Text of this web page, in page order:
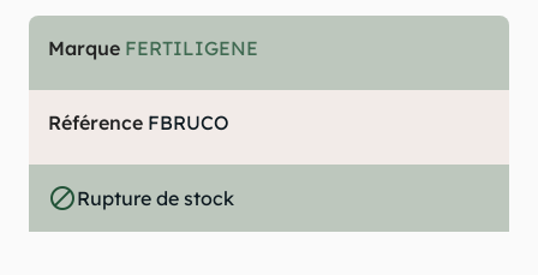
Marque FERTILIGENE
Référence FBRUCO
do_not_disturb_altRupture de stock